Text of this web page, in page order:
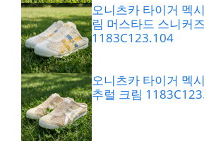
오니츠카 타이거 멕
림 머스타드 스니커
1183C123.104
오니츠카 타이거 멕
추럴 크림